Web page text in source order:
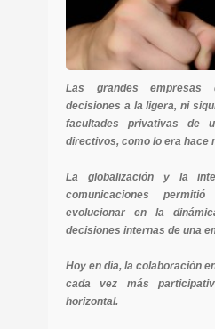
Las grandes
decisiones a la ligera, ni
facultades privativas de
directivos, como lo era hace
La globalización y la
comunicaciones
evolucionar en la
decisiones internas de una
Hoy en día, la colaboración
cada vez más
horizontal.